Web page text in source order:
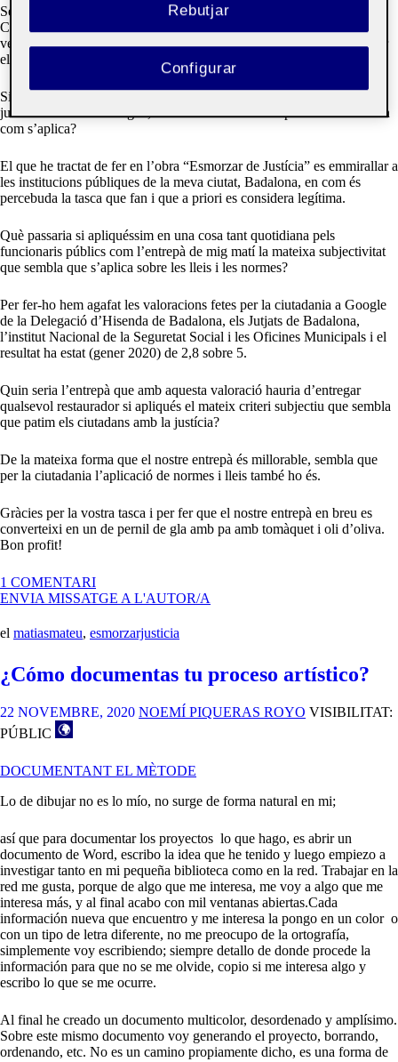
Segons el diccionari de la llengua catalana de l’Institut d’Estudis
Catalans, la justícia és la virtut moral per la qual hom té com a guia la
veritat, hom és inclinat a donar a cadascú el que li pertany, a respectar
el dret.
Si això és així per què percebem que moltes vegades la justícia no és
justa. No ho és en l’origen, no ho és en com s’interpreta o no ho és en
com s’aplica?
El que he tractat de fer en l’obra “Esmorzar de Justícia” es emmirallar a
les institucions públiques de la meva ciutat, Badalona, en com és
percebuda la tasca que fan i que a priori es considera legítima.
Què passaria si apliquéssim en una cosa tant quotidiana pels
funcionaris públics com l’entrepà de mig matí la mateixa subjectivitat
que sembla que s’aplica sobre les lleis i les normes?
Per fer-ho hem agafat les valoracions fetes per la ciutadania a Google
de la Delegació d’Hisenda de Badalona, els Jutjats de Badalona,
l’institut Nacional de la Seguretat Social i les Oficines Municipals i el
resultat ha estat (gener 2020) de 2,8 sobre 5.
Quin seria l’entrepà que amb aquesta valoració hauria d’entregar
qualsevol restaurador si apliqués el mateix criteri subjectiu que sembla
que patim els ciutadans amb la justícia?
De la mateixa forma que el nostre entrepà és millorable, sembla que
per la ciutadania l’aplicació de normes i lleis també ho és.
Gràcies per la vostra tasca i per fer que el nostre entrepà en breu es
converteixi en un de pernil de gla amb pa amb tomàquet i oli d’oliva.
Bon profit!
1 COMENTARIA
ESMORZAR
JUSTÍCIA
ENVIA MISSATGE A L'AUTOR/A
el matiasmateu, esmorzarjusticia
¿Cómo documentas tu proceso artístico?
22 NOVEMBRE, 2020 NOEMÍ PIQUERAS ROYO VISIBILITAT:
PÚBLIC
DOCUMENTANT EL MÈTODE
Lo de dibujar no es lo mío, no surge de forma natural en mi;
así que para documentar los proyectos lo que hago, es abrir un
documento de Word, escribo la idea que he tenido y luego empiezo a
investigar tanto en mi pequeña biblioteca como en la red. Trabajar en la
red me gusta, porque de algo que me interesa, me voy a algo que me
interesa más, y al final acabo con mil ventanas abiertas.Cada
información nueva que encuentro y me interesa la pongo en un color o
con un tipo de letra diferente, no me preocupo de la ortografía,
simplemente voy escribiendo; siempre detallo de donde procede la
información para que no se me olvide, copio si me interesa algo y
escribo lo que se me ocurre.
Al final he creado un documento multicolor, desordenado y amplísimo.
Sobre este mismo documento voy generando el proyecto, borrando,
ordenando, etc. No es un camino propiamente dicho, es una forma de
Rebutjar
Configurar